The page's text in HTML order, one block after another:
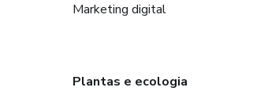
Marketing digital
Plantas e ecologia